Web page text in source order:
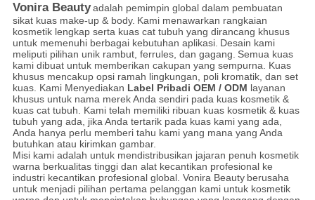
Vonira Beautyadalah pemimpin global dalam pembuatan
sikat kuas make-up & body. Kami menawarkan rangkaian
kosmetik lengkap serta kuas cat tubuh yang dirancang khusus
untuk memenuhi berbagai kebutuhan aplikasi. Desain kami
meliputi pilihan unik rambut, ferrules, dan gagang. Semua kuas
kami dibuat untuk memberikan cakupan yang sempurna. Kuas
khusus mencakup opsi ramah lingkungan, poli kromatik, dan set
kuas. Kami Menyediakan Label Pribadi OEM / ODM layanan
khusus untuk nama merek Anda sendiri pada kuas kosmetik &
kuas cat tubuh. Kami telah memiliki ribuan kuas kosmetik & kuas
tubuh yang ada, jika Anda tertarik pada kuas kami yang ada,
Anda hanya perlu memberi tahu kami yang mana yang Anda
butuhkan atau kirimkan gambar.
Misi kami adalah untuk mendistribusikan jajaran penuh kosmetik
warna berkualitas tinggi dan alat kecantikan profesional ke
industri kecantikan profesional global. Vonira Beauty berusaha
untuk menjadi pilihan pertama pelanggan kami untuk kosmetik